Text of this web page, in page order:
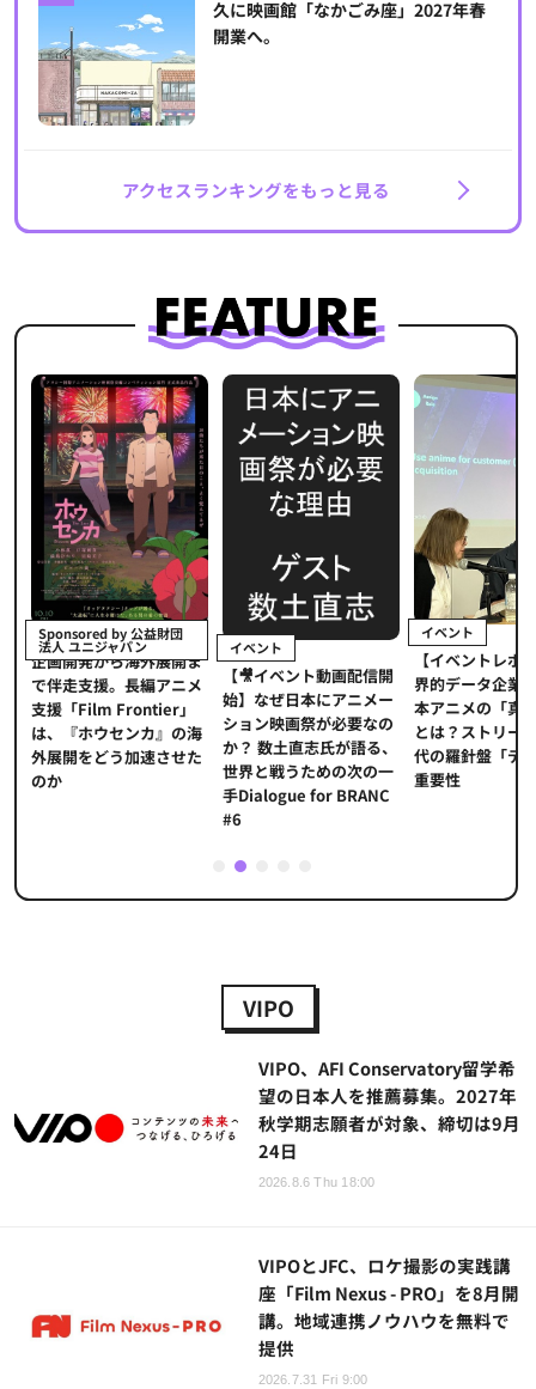
久に映画館「なかごみ座」2027年春
開業へ。
アクセスランキングをもっと見る
Sponsored by 公益財団
法人 ユニジャパン
企画開発から海外展開ま
で伴走支援。長編アニメ
支援「Film Frontier」
は、『ホウセンカ』の海
外展開をどう加速させた
のか
イベント
【🎥イベント動画配信開
始】なぜ日本にアニメー
ション映画祭が必要なの
か？ 数土直志氏が語る、
世界と戦うための次の一
手Dialogue for BRANC
#6
イベント
【イベントレポ
界的データ企業
本アニメの「真
とは？ストリー
代の羅針盤「デ
重要性
2
VIPO
VIPO、AFI Conservatory留学希
望の日本人を推薦募集。2027年
秋学期志願者が対象、締切は9月
24日
2026.8.6 Thu 18:00
VIPOとJFC、ロケ撮影の実践講
座「Film Nexus - PRO」を8月開
講。地域連携ノウハウを無料で
提供
2026.7.31 Fri 9:00